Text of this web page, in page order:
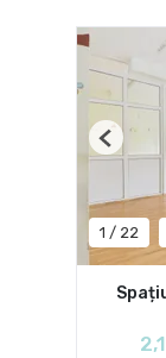
1 / 22
Previous